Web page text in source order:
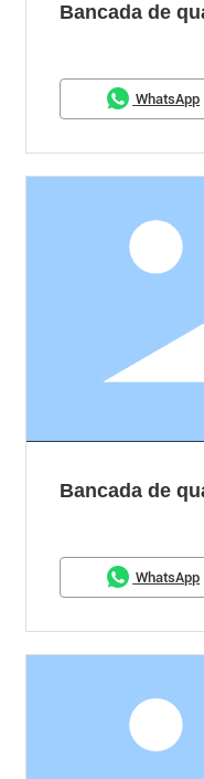
Bancada de
WhatsApp
Bancada de
WhatsApp